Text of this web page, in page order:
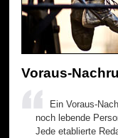
Voraus-
Ein Voraus-
noch lebende
Jede etablierte